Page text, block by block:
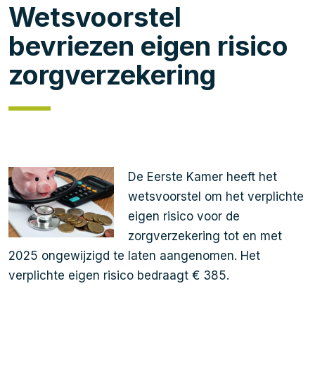
Wetsvoorstel
bevriezen eigen risico
zorgverzekering
De Eerste Kamer heeft het
wetsvoorstel om het verplichte
eigen risico voor de
zorgverzekering tot en met
2025 ongewijzigd te laten aangenomen. Het
verplichte eigen risico bedraagt € 385.